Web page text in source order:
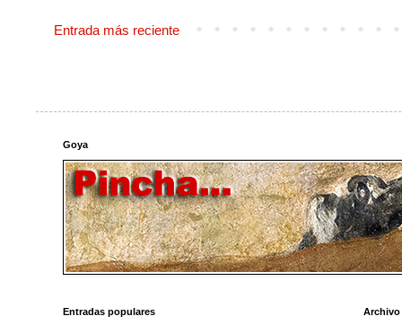
Entrada más reciente
Goya
Entradas populares